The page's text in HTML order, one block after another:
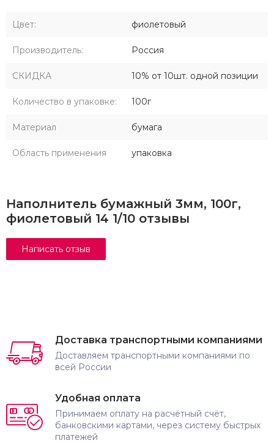
Цвет: фиолетовый
Производитель: Россия
СКИДКА 10% от 10шт. одной позиции
Количество в упаковке: 100г
Материал бумага
Область применения упаковка
Наполнитель бумажный 3мм, 100г,
фиолетовый 14 1/10 отзывы
Доставка транспортными компаниями
Доставляем транспортными компаниями по
всей России
Удобная оплата
Принимаем оплату на расчётный счёт,
банковскими картами, через систему быстрых
платежей